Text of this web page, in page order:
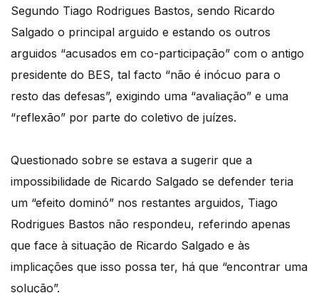
Segundo Tiago Rodrigues Bastos, sendo Ricardo
Salgado o principal arguido e estando os outros
arguidos “acusados em co-participação” com o antigo
presidente do BES, tal facto “não é inócuo para o
resto das defesas”, exigindo uma “avaliação” e uma
“reflexão” por parte do coletivo de juízes.
Questionado sobre se estava a sugerir que a
impossibilidade de Ricardo Salgado se defender teria
um “efeito dominó” nos restantes arguidos, Tiago
Rodrigues Bastos não respondeu, referindo apenas
que face à situação de Ricardo Salgado e às
implicações que isso possa ter, há que “encontrar uma
solução”.